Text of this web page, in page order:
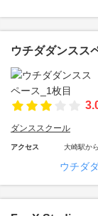
ウチダダンスス
ダンススクール
アクセス 大崎駅か
ウチダ